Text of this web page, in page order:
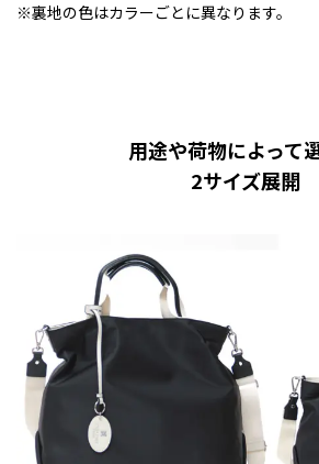
※裏地の色はカラーごとに異なります。
用途や荷物によって
2サイズ展開